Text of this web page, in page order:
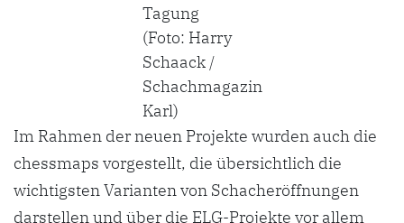
Tagung
(Foto: Harry
Schaack /
Schachmagazin
Karl)
Im Rahmen der neuen Projekte wurden auch die
chessmaps vorgestellt, die übersichtlich die
wichtigsten Varianten von Schacheröffnungen
darstellen und über die ELG-Projekte vor allem